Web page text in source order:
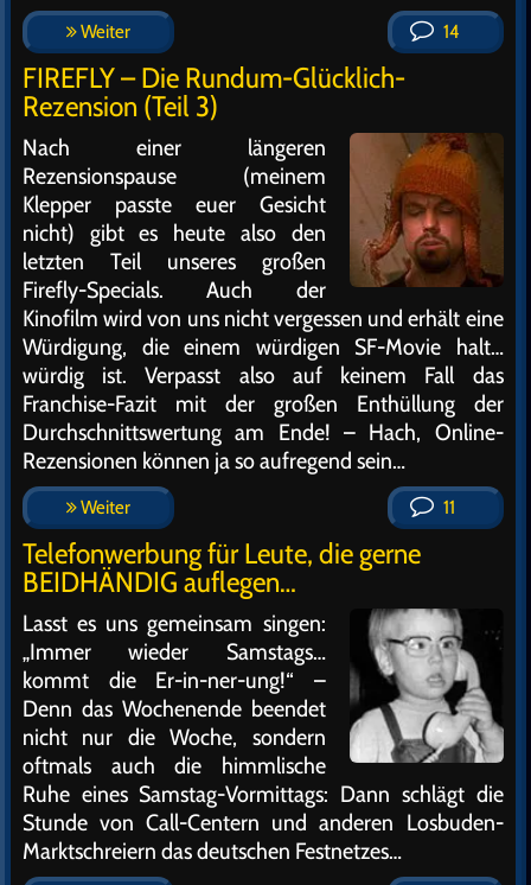
Weiter 14
FIREFLY – Die Rundum-Glücklich-
Rezension (Teil 3)
Nach einer längeren
Rezensionspause (meinem
Klepper passte euer Gesicht
nicht) gibt es heute also den
letzten Teil unseres großen
Firefly-Specials. Auch der
Kinofilm wird von uns nicht vergessen und erhält eine
Würdigung, die einem würdigen SF-Movie halt…
würdig ist. Verpasst also auf keinem Fall das
Franchise-Fazit mit der großen Enthüllung der
Durchschnittswertung am Ende! – Hach, Online-
Rezensionen können ja so aufregend sein…
Weiter 11
Telefonwerbung für Leute, die gerne
BEIDHÄNDIG auflegen…
Lasst es uns gemeinsam singen:
„Immer wieder Samstags…
kommt die Er-in-ner-ung!“ –
Denn das Wochenende beendet
nicht nur die Woche, sondern
oftmals auch die himmlische
Ruhe eines Samstag-Vormittags: Dann schlägt die
Stunde von Call-Centern und anderen Losbuden-
Marktschreiern das deutschen Festnetzes…